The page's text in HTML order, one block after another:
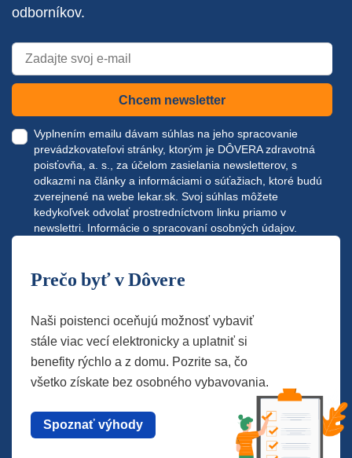
odborníkov.
Chcem newsletter
Vyplnením emailu dávam súhlas na jeho spracovanie
prevádzkovateľovi stránky, ktorým je DÔVERA zdravotná
poisťovňa, a. s., za účelom zasielania newsletterov, s
odkazmi na články a informáciami o súťažiach, ktoré budú
zverejnené na webe lekar.sk . Svoj súhlas môžete
kedykoľvek odvolať prostredníctvom linku priamo v
newslettri. Informácie o spracovaní osobných údajov.
Prečo byť v Dôvere
Naši poistenci oceňujú možnosť vybaviť
stále viac vecí elektronicky a uplatniť si
benefity rýchlo a z domu. Pozrite sa, čo
všetko získate bez osobného vybavovania.
Spoznať výhody